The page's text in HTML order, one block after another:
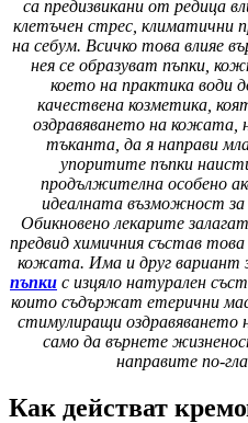
са предизвикани от редица
клетъчен стрес, климатични
на себум. Всичко това влияе
нея се образуват пъпки,
което на практика води
качествена козметика,
оздравяването на кожата,
тъканта, да я направи
упоритите пъпки
продължителна особено
идеалната възможност за
Обикновено лекарите
предвид химичния състав
кожата. Има и друг вариант
пъпки с изцяло натурален
които съдържат етерични
стимулиращи
само да върнете
направите по-
Как действат